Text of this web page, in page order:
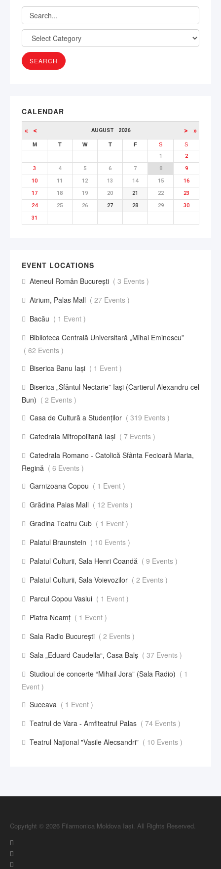
CALENDAR
« < AUGUST 2026 > »
M T W T F S S
1
2
3
4 5 6 7 8
9
10
11 12 13 14 15
16
17
18 19 20 21 22
23
24
25 26 27 28 29
30
31
EVENT LOCATIONS
Ateneul Român București ( 3 Events )
Atrium, Palas Mall ( 27 Events )
Bacău ( 1 Event )
Biblioteca Centrală Universitară „Mihai Eminescu”
( 62 Events )
Biserica Banu Iași ( 1 Event )
Biserica „Sfântul Nectarie” Iaşi (Cartierul Alexandru cel
Bun) ( 2 Events )
Casa de Cultură a Studenților ( 319 Events )
Catedrala Mitropolitană Iași ( 7 Events )
Catedrala Romano - Catolică Sfânta Fecioară Maria,
Regină ( 6 Events )
Garnizoana Copou ( 1 Event )
Grădina Palas Mall ( 12 Events )
Gradina Teatru Cub ( 1 Event )
Palatul Braunstein ( 10 Events )
Palatul Culturii, Sala Henri Coandă ( 9 Events )
Palatul Culturii, Sala Voievozilor ( 2 Events )
Parcul Copou Vaslui ( 1 Event )
Piatra Neamț ( 1 Event )
Sala Radio București ( 2 Events )
Sala „Eduard Caudella“, Casa Balş ( 37 Events )
Studioul de concerte “Mihail Jora” (Sala Radio) ( 1
Event )
Suceava ( 1 Event )
Teatrul de Vara - Amfiteatrul Palas ( 74 Events )
Teatrul Național "Vasile Alecsandri" ( 10 Events )
Copyright © 2026 Filarmonica Moldova Iași. All Rights Reserved.